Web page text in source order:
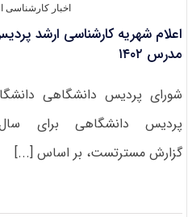
اخبار
اعلام شهریه کارشناسی ارشد
مدرس ۱۴۰۲
شورای پردیس دانشگاهی
گزارش مسترتست، بر اساس [...]